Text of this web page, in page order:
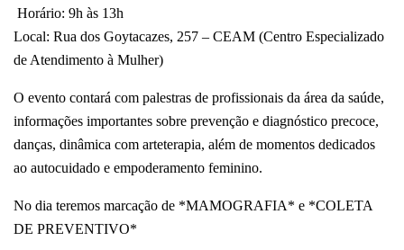
Horário: 9h às 13h
Local: Rua dos Goytacazes, 257 – CEAM (Centro Especializado
de Atendimento à Mulher)
O evento contará com palestras de profissionais da área da saúde,
informações importantes sobre prevenção e diagnóstico precoce,
danças, dinâmica com arteterapia, além de momentos dedicados
ao autocuidado e empoderamento feminino.
No dia teremos marcação de *MAMOGRAFIA* e *COLETA
DE PREVENTIVO*